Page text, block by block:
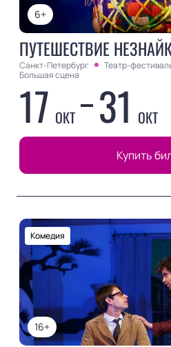
6+
ПУТЕШЕСТВИЕ
Санкт-Петербург
Театр-
Большая сцена
17 ОКТ 31 ОКТ
Купить
16+
Комедия